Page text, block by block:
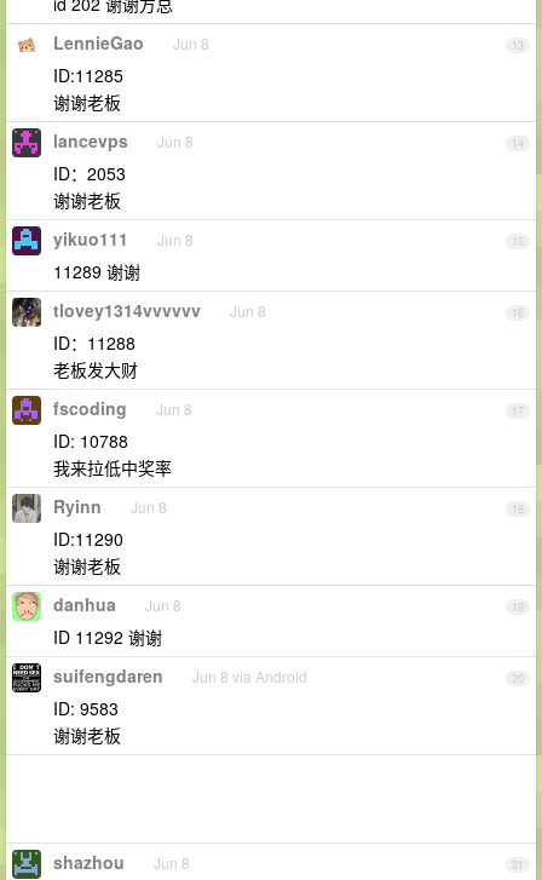
13
LennieGao Jun 8
ID:11285
谢谢老板
14
lancevps Jun 8
ID：2053
谢谢老板
15
yikuo111 Jun 8
11289 谢谢
16
tlovey1314vvvvvv Jun 8
ID：11288
老板发大财
17
fscoding Jun 8
ID: 10788
我来拉低中奖率
18
Ryinn Jun 8
ID:11290
谢谢老板
19
danhua Jun 8
ID 11292 谢谢
20
suifengdaren Jun 8 via Android
ID: 9583
谢谢老板
21
shazhou Jun 8